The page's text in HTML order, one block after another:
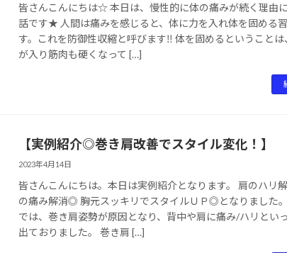
皆さんこんにちは☆ 本日は、慢性的に体の痛みが続く理由
話です★ 人間は痛みを感じると、体に力を入れ体を固める
す。これを防御性収縮と呼びます‼ 体を固めるということは
が入り筋肉も硬くなって […]
【実例紹介◎巻き肩改善でスタイル変化！】
2023年4月14日
皆さんこんにちは。本日は実例紹介となります。 肩のハリ
の痛み解消◎ 胸元スッキリでスタイルＵＰ◎となりました
では、巻き肩姿勢が原因となり、背中や肩に痛み/ハリとい
出ておりました。 巻き肩 […]